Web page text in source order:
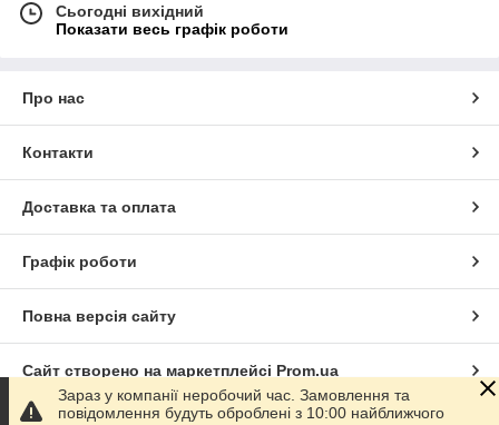
Сьогодні вихідний
Показати весь графік роботи
Про нас
Контакти
Доставка та оплата
Графік роботи
Повна версія сайту
Сайт створено на маркетплейсі Prom.ua
Зараз у компанії неробочий час. Замовлення та
повідомлення будуть оброблені з 10:00 найближчого